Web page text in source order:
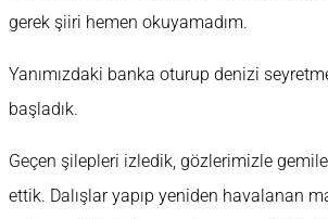
gerek şiiri hemen okuyamadım.
Yanımızdaki banka oturup denizi
başladık.
Geçen şilepleri izledik, gözlerimizle
ettik. Dalışlar yapıp yeniden havalanan